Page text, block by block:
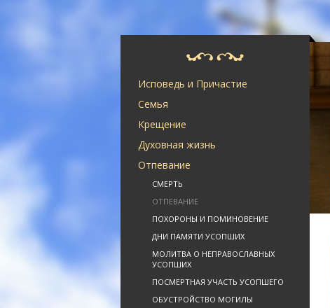
Исповедь и Причастие
Семья
Крещение
Духовная жизнь
Отпевание
СМЕРТЬ
ОТПЕВАНИЕ
ПОХОРОНЫ И ПОМИНОВЕНИЕ
ДНИ ПАМЯТИ УСОПШИХ
МОЛИТВА О НЕПРАВОСЛАВНЫХ
УСОПШИХ
ПОСМЕРТНАЯ УЧАСТЬ УСОПШЕГО
ОБУСТРОЙСТВО МОГИЛЫ